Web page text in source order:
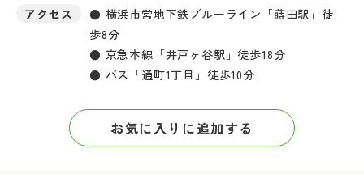
特集
NettyLandかわら版
お問い合わせ
アクセス
● 横浜市営地下鉄ブルーライン「蒔田駅」徒
歩8分
● 京急本線「井戸ヶ谷駅」徒歩18分
● バス「通町1丁目」徒歩10分
お気に入りに追加する